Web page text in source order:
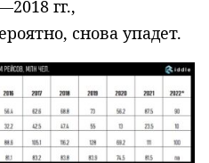
гг.,
снова упадет.